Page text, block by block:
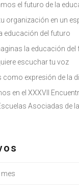
el futuro de la
organización en un
educación del futuro
la educación del
escuchar tu voz
como expresión de la
en el XXXVII
Asociadas de